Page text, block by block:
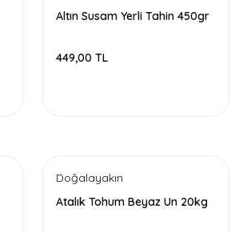
Altın Susam Yerli Tahin 450gr
449,00 TL
Doğalayakın
Atalık Tohum Beyaz Un 20kg